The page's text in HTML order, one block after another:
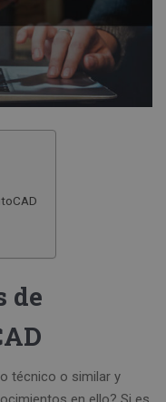
de
técnico o similar y